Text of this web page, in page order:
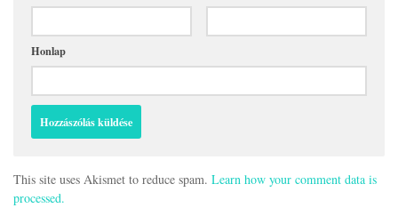
Honlap
This site uses Akismet to reduce spam. Learn how your comment data is
processed.